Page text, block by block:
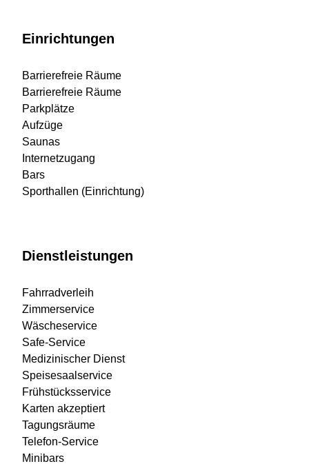
Einrichtungen
Barrierefreie Räume
Barrierefreie Räume
Parkplätze
Aufzüge
Saunas
Internetzugang
Bars
Sporthallen (Einrichtung)
Dienstleistungen
Fahrradverleih
Zimmerservice
Wäscheservice
Safe-Service
Medizinischer Dienst
Speisesaalservice
Frühstücksservice
Karten akzeptiert
Tagungsräume
Telefon-Service
Minibars